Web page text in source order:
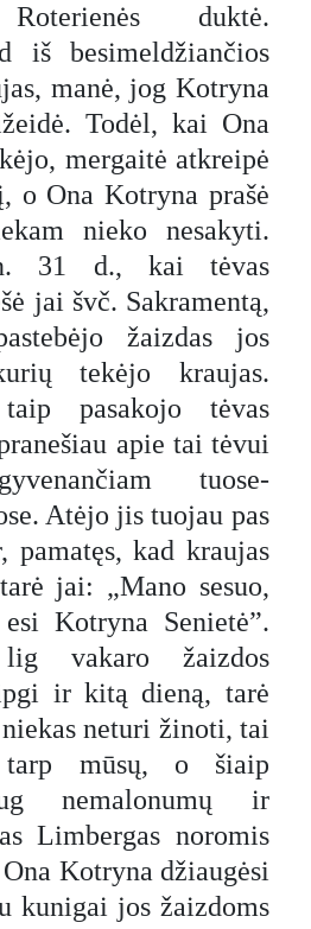
duktė.
iš besimeldžiančios
manė, jog Kotryna
Todėl, kai Ona
mergaitė atkreipė
o Ona Kotryna prašė
nieko nesakyti.
31 d., kai tėvas
jai švč. Sakramentą,
žaizdas jos
tekėjo kraujas.
pasakojo tėvas
apie tai tėvui
tuose-
Atėjo jis tuojau pas
pamatęs, kad kraujas
jai: „Mano sesuo,
Kotryna Senietė”.
vakaro žaizdos
ir kitą dieną, tarė
neturi žinoti, tai
mūsų, o šiaip
nemalonumų ir
Limbergas noromis
Kotryna džiaugėsi
kunigai jos žaizdoms